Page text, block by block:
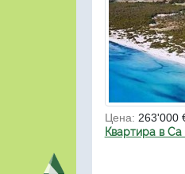
Цена: 263'000
Квартира в Са